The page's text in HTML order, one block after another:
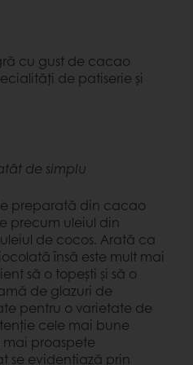
cu gust de cacao
de patiserie și
de simplu
preparată din cacao
precum uleiul din
de cocos. Arată ca
însă este mult mai
să o topești și să o
de glazuri de
pentru o varietate de
cele mai bune
proaspete
se evidențiază prin